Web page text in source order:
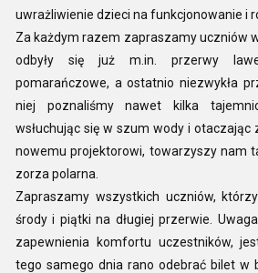
uwrażliwienie dzieci na funkcjonowanie i
Za każdym razem zapraszamy uczniów
odbyły się już m.in. przerwy
pomarańczowe, a ostatnio niezwykła
niej poznaliśmy nawet kilka
wsłuchując się w szum wody i otaczając
nowemu projektorowi, towarzyszy nam
zorza polarna.
Zapraszamy wszystkich uczniów,
środy i piątki na długiej przerwie.
zapewnienia komfortu uczestników,
tego samego dnia rano odebrać bilet w